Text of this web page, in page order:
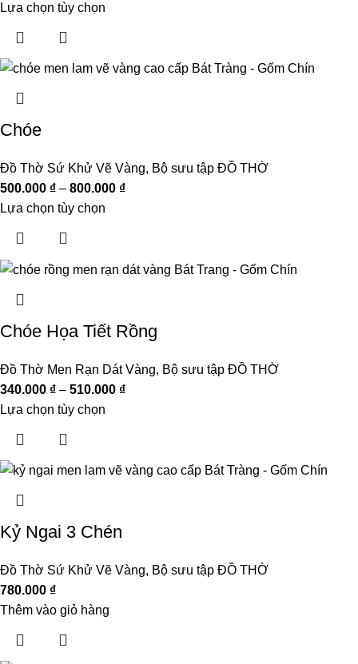
Lựa chọn tùy chọn
Chóe
Đồ Thờ Sứ Khử Vẽ Vàng, Bộ sưu tập ĐỒ THỜ
500.000 ₫ – 800.000 ₫
Lựa chọn tùy chọn
Chóe Họa Tiết Rồng
Đồ Thờ Men Rạn Dát Vàng, Bộ sưu tập ĐỒ THỜ
340.000 ₫ – 510.000 ₫
Lựa chọn tùy chọn
Kỷ Ngai 3 Chén
Đồ Thờ Sứ Khử Vẽ Vàng, Bộ sưu tập ĐỒ THỜ
780.000 ₫
Thêm vào giỏ hàng